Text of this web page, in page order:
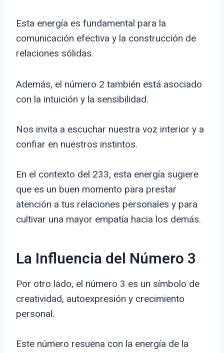
Esta energía es fundamental para la
comunicación efectiva y la construcción de
relaciones sólidas.
Además, el número 2 también está asociado
con la intuición y la sensibilidad.
Nos invita a escuchar nuestra voz interior y a
confiar en nuestros instintos.
En el contexto del 233, esta energía sugiere
que es un buen momento para prestar
atención a tus relaciones personales y para
cultivar una mayor empatía hacia los demás.
La Influencia del Número 3
Por otro lado, el número 3 es un símbolo de
creatividad, autoexpresión y crecimiento
personal.
Este número resuena con la energía de la